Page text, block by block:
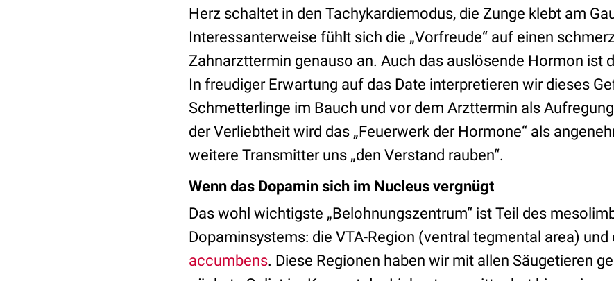
Herz schaltet in den Tachykardiemodus, die Zunge klebt am
Interessanterweise fühlt sich die „Vorfreude“ auf einen
Zahnarzttermin genauso an. Auch das auslösende Hormon ist
In freudiger Erwartung auf das Date interpretieren wir dieses
Schmetterlinge im Bauch und vor dem Arzttermin als
der Verliebtheit wird das „Feuerwerk der Hormone“ als
weitere Transmitter uns „den Verstand rauben“.
Wenn das Dopamin sich im Nucleus vergnügt
Das wohl wichtigste „Belohnungszentrum“ ist Teil des
Dopaminsystems: die VTA-Region (ventral tegmental area) und
accumbens. Diese Regionen haben wir mit allen Säugetieren